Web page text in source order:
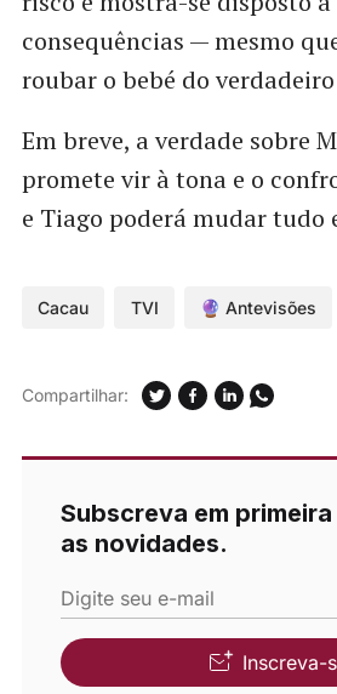
consequências — mesmo
roubar o bebé do
Em breve, a verdade sobre
promete vir à tona e o
e Tiago poderá mudar tudo
Cacau TVI 🔮 Antevisões
Compartilhar:
Subscreva em
as novidades.
Digite seu e-mail
Inscreva-